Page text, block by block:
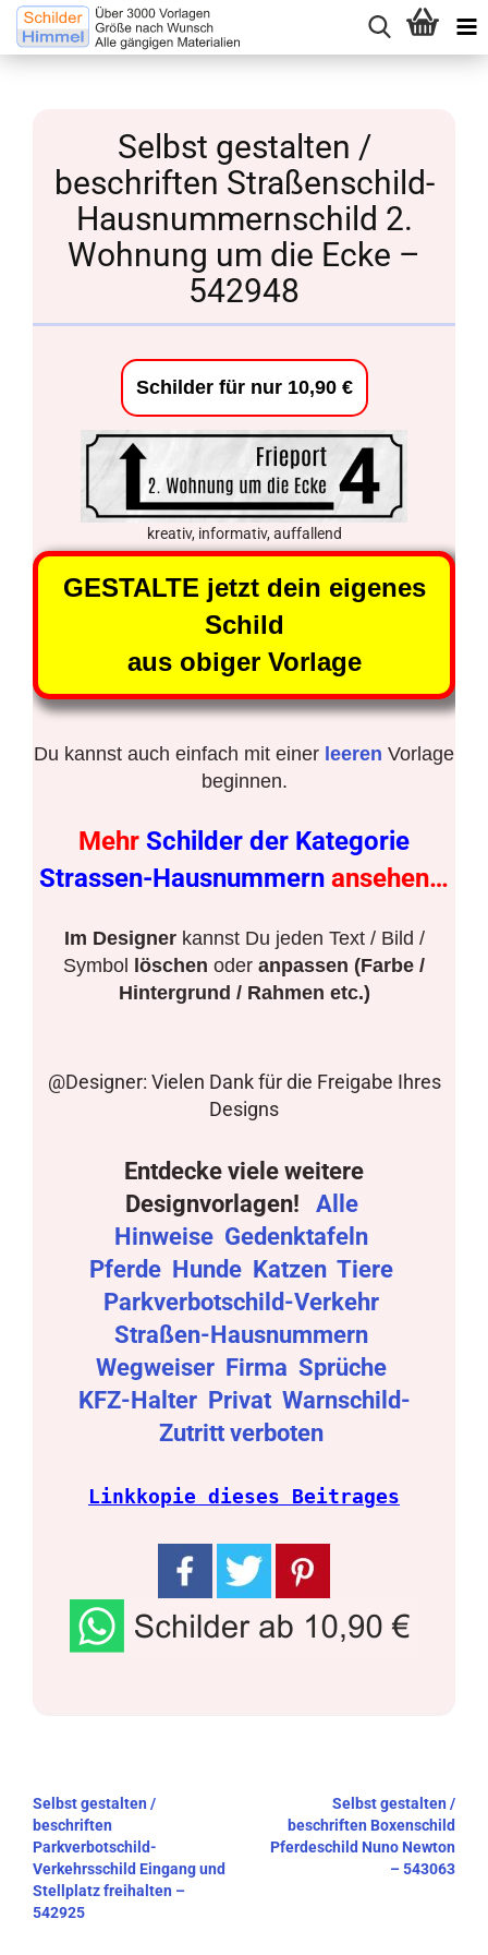
Selbst gestalten /
beschriften Straßenschild-
Hausnummernschild 2.
Wohnung um die Ecke –
542948
Schilder für nur 10,90 €
kreativ, informativ, auffallend
GESTALTE jetzt dein eigenes
Schild
aus obiger Vorlage
Du kannst auch einfach mit einer leeren Vorlage
beginnen.
Mehr Schilder der Kategorie
Strassen-Hausnummern ansehen…
Im Designerkannst Du jeden Text / Bild /
Symbol löschen oder anpassen (Farbe /
Hintergrund / Rahmen etc.)
@Designer: Vielen Dank für die Freigabe Ihres
Designs
Entdecke viele weitere
Designvorlagen!
Alle
Hinweise Gedenktafeln
Pferde Hunde Katzen Tiere
Parkverbotschild-Verkehr
Straßen-Hausnummern
Wegweiser Firma Sprüche
KFZ-Halter Privat Warnschild-
Zutritt verboten
Linkkopie dieses Beitrages
Beitragsnavigation
Selbst gestalten /
beschriften
Parkverbotschild-
Verkehrsschild Eingang und
Stellplatz freihalten –
542925
Selbst gestalten /
beschriften Boxenschild
Pferdeschild Nuno Newton
– 543063